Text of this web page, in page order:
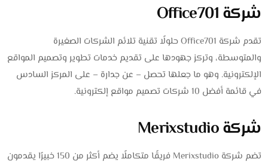
شركة Office701
تقدم شركة Office701 حلولًا تقنية تلائم الشركات الصغيرة
والمتوسطة، وتركز جهودها على تقديم خدمات تطوير وتصميم المواقع
الإلكترونية. وهو ما جعلها تحصل – عن جدارة – على المركز السادس
في قائمة أفضل 10 شركات تصميم مواقع إلكترونية.
شركة Merixstudio
تضم شركة Merixstudio فريقًا متكاملًا يضم أكثر من 150 خبيرًا يقدمون